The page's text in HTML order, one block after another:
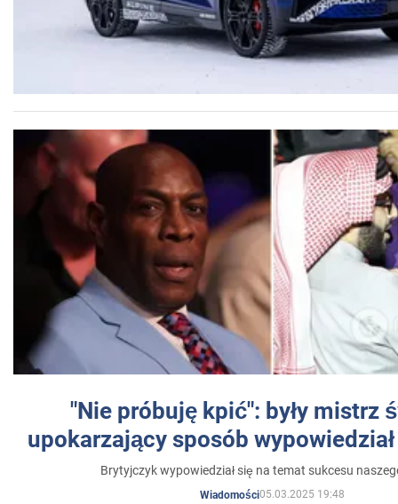
"Nie próbuję kpić": były mistrz
upokarzający sposób
Brytyjczyk wypowiedział się na temat sukcesu
Wiadomości05.03.2025 19:48